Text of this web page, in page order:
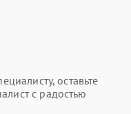
оставьте
с радостью